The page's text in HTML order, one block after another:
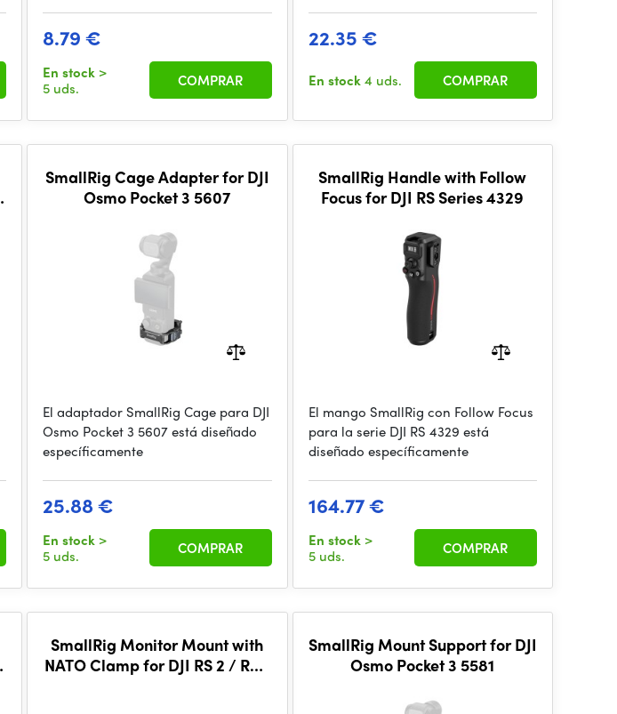
8.79 €
En stock >
5 uds.
COMPRAR
22.35 €
En stock4 uds. COMPRAR
SmallRig Cage Adapter for DJI
Osmo Pocket 3 5607
El adaptador SmallRig Cage para DJI
Osmo Pocket 3 5607 está diseñado
específicamente
25.88 €
En stock >
5 uds.
COMPRAR
SmallRig Handle with Follow
Focus for DJI RS Series 4329
El mango SmallRig con Follow Focus
para la serie DJI RS 4329 está
diseñado específicamente
164.77 €
En stock >
5 uds.
COMPRAR
SmallRig Monitor Mount with
NATO Clamp for DJI RS 2 / RSC
SmallRig Mount Support for DJI
Osmo Pocket 3 5581